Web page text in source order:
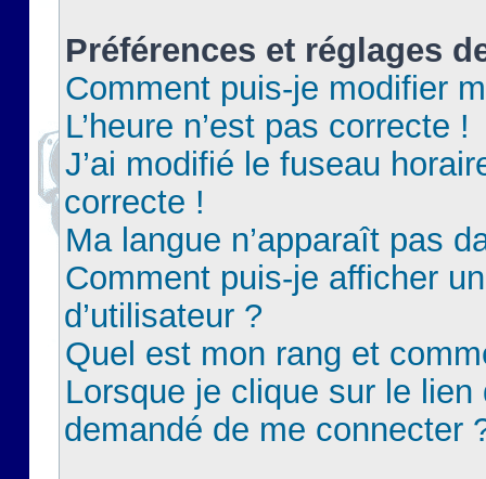
Préférences et réglages
Comment puis-je modifier
L’heure n’est pas correcte !
J’ai modifié le fuseau
correcte !
Ma langue n’apparaît pas
Comment puis-je afficher
d’utilisateur ?
Quel est mon rang et
Lorsque je clique sur le lien
demandé de me connecter